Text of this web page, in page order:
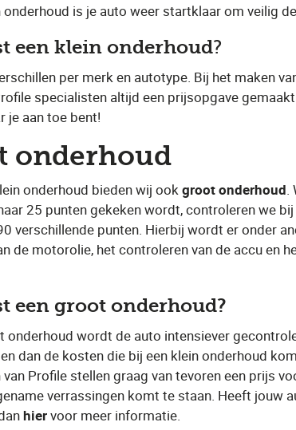
onderhoud is je auto weer startklaar om veilig
een klein onderhoud​?
per merk en autotype. Bij het maken
specialisten altijd een prijsopgave
je aan toe bent!
onderhoud
onderhoud bieden wij ook groot onderhoud​.
25 punten gekeken wordt, controleren we
verschillende punten. Hierbij wordt er onder
de motorolie, het controleren van de accu en
een groot onderhoud?
onderhoud wordt de auto intensiever
dan de kosten die bij een klein onderhoud
Profile stellen graag van tevoren een prijs
verrassingen komt te staan. Heeft jouw
hier​ voor meer informatie.